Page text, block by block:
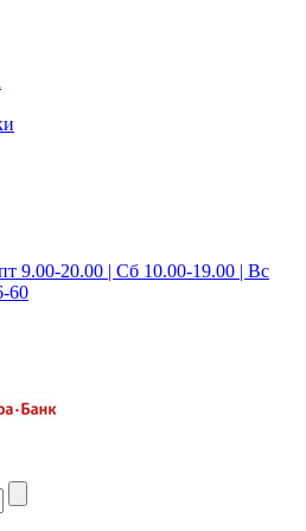
9.00-20.00 | Сб 10.00-19.00 | Вс
60